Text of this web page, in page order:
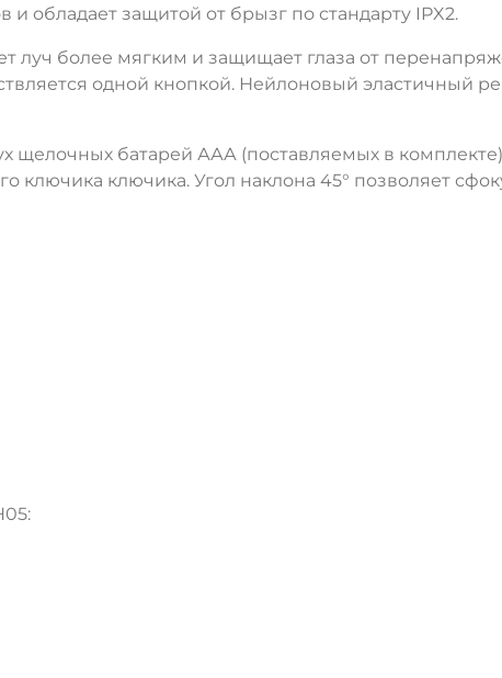
обладает защитой от брызг по стандарту IPX2.
луч более мягким и защищает глаза от
одной кнопкой. Нейлоновый эластичный
щелочных батарей ААА (поставляемых в
ключика. Угол наклона 45° позволяет